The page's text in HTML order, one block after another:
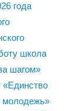
года
школа
шагом»
молодежь»